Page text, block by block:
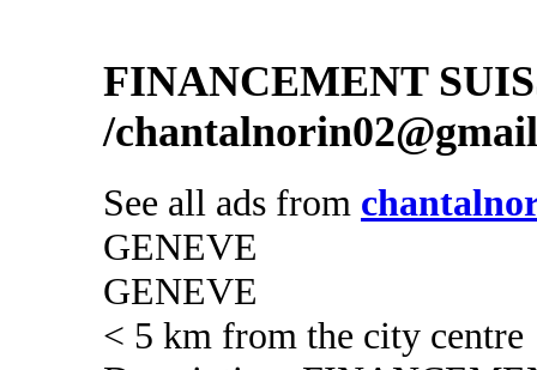
FINANCEMENT
/
See all ads from
GENEVE
GENEVE
< 5 km from the city centre